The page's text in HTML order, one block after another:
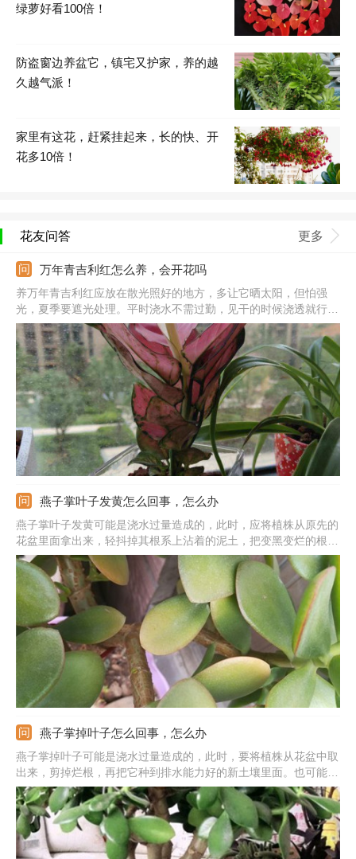
绿萝好看100倍！
防盗窗边养盆它，镇宅又护家，养的越
久越气派！
家里有这花，赶紧挂起来，长的快、开
花多10倍！
花友问答 更多
万年青吉利红怎么养，会开花吗
养万年青吉利红应放在散光照好的地方，多让它晒太阳，但怕强
光，夏季要遮光处理。平时浇水不需过勤，见干的时候浇透就行，
就能满足需求。它喜温暖环境，春秋季的温度利于生长，夏冬季要
控温。此外，生长季还会消耗很多养分，要勤施肥，半月一次。
燕子掌叶子发黄怎么回事，怎么办
燕子掌叶子发黄可能是浇水过量造成的，此时，应将植株从原先的
花盆里面拿出来，轻抖掉其根系上沾着的泥土，把变黑变烂的根须
都剪掉，再把它栽种到不容易积水的新的土壤里。也可能是土壤板
结造成的，此时要给它换上养分充足、透气性好的新土。还可能是
光照过强造成的，此时要剪掉它所有的黄叶，再把它放在半阴处养
护。
燕子掌掉叶子怎么回事，怎么办
燕子掌掉叶子可能是浇水过量造成的，此时，要将植株从花盆中取
出来，剪掉烂根，再把它种到排水能力好的新土壤里面。也可能是
温度不适造成的，此时要把它改放到一个温度在15-32℃之间的环
境中养护。还可能是忘记施肥造成的。此时，要适当增加施肥的次
数，来为它补充养分。